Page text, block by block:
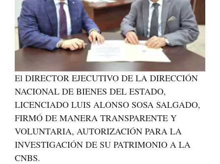
El DIRECTOR EJECUTIVO DE LA DIRECCIÓN
NACIONAL DE BIENES DEL ESTADO,
LICENCIADO LUIS ALONSO SOSA SALGADO,
FIRMÓ DE MANERA TRANSPARENTE Y
VOLUNTARIA, AUTORIZACIÓN PARA LA
INVESTIGACIÓN DE SU PATRIMONIO A LA
CNBS.